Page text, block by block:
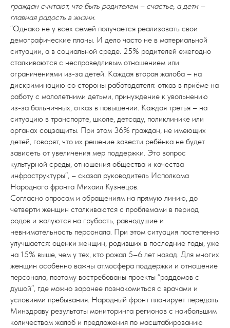
граждан считают, что быть родителем – счастье, а дети –
главная радость в жизни.
“Однако не у всех семей получается реализовать свои
демографические планы. И дело часто не в материальной
ситуации, а в социальной среде. 25% родителей ежегодно
сталкиваются с несправедливым отношением или
ограничениями из-за детей. Каждая вторая жалоба – на
дискриминацию со стороны работодателя: отказ в приёме на
работу с малолетними детьми, принуждение к увольнению
из-за больничных, отказ в повышении. Каждая третья – на
ситуацию в транспорте, школе, детсаду, поликлинике или
органах соцзащиты. При этом 36% граждан, не имеющих
детей, говорят, что их решение завести ребёнка не будет
зависеть от увеличения мер поддержки. Это вопрос
культурной среды, отношения общества и качества
инфраструктуры”, – сказал руководитель Исполкома
Народного фронта Михаил Кузнецов.
Согласно опросам и обращениям на прямую линию, до
четверти женщин сталкиваются с проблемами в период
родов и жалуются на грубость, равнодушие и
невнимательность персонала. При этом ситуация постепенно
улучшается: оценки женщин, родивших в последние годы, уже
на 15% выше, чем у тех, кто рожал 5–6 лет назад. Для многих
женщин особенно важны атмосфера поддержки и отношение
персонала, поэтому востребованы проекты “роддомов с
душой”, где можно заранее познакомиться с врачами и
условиями пребывания. Народный фронт планирует передать
Минздраву результаты мониторинга регионов с наибольшим
количеством жалоб и предложения по масштабированию